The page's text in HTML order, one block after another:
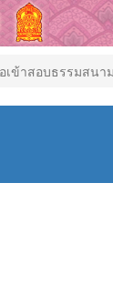
เข้าสอบธรรมสน